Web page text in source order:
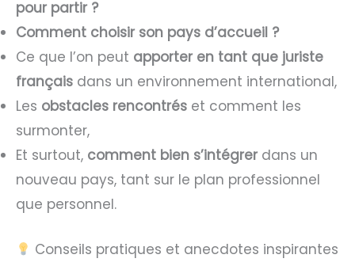
pour partir ?
Comment choisir son pays d’accueil ?
Ce que l’on peut apporter en tant que juriste
français dans un environnement international,
Les obstacles rencontrés et comment les
surmonter,
Et surtout, comment bien s’intégrerdans un
nouveau pays, tant sur le plan professionnel
que personnel.
Conseils pratiques et anecdotes inspirantes